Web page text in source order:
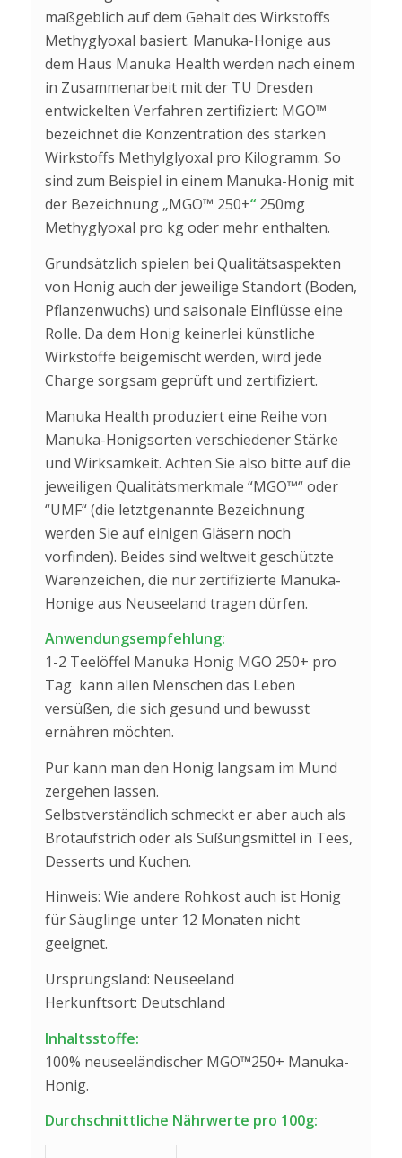
maßgeblich auf dem Gehalt des Wirkstoffs
Methyglyoxal basiert. Manuka-Honige aus
dem Haus Manuka Health werden nach einem
in Zusammenarbeit mit der TU Dresden
entwickelten Verfahren zertifiziert: MGO™
bezeichnet die Konzentration des starken
Wirkstoffs Methylglyoxal pro Kilogramm. So
sind zum Beispiel in einem Manuka-Honig mit
der Bezeichnung „MGO™ 250+“250mg
Methyglyoxal pro kg oder mehr enthalten.
Grundsätzlich spielen bei Qualitätsaspekten
von Honig auch der jeweilige Standort (Boden,
Pflanzenwuchs) und saisonale Einflüsse eine
Rolle. Da dem Honig keinerlei künstliche
Wirkstoffe beigemischt werden, wird jede
Charge sorgsam geprüft und zertifiziert.
Manuka Health produziert eine Reihe von
Manuka-Honigsorten verschiedener Stärke
und Wirksamkeit. Achten Sie also bitte auf die
jeweiligen Qualitätsmerkmale “MGO™“ oder
“UMF“ (die letztgenannte Bezeichnung
werden Sie auf einigen Gläsern noch
vorfinden). Beides sind weltweit geschützte
Warenzeichen, die nur zertifizierte Manuka-
Honige aus Neuseeland tragen dürfen.
Anwendungsempfehlung:
1-2 Teelöffel Manuka Honig MGO 250+ pro
Tag kann allen Menschen das Leben
versüßen, die sich gesund und bewusst
ernähren möchten.
Pur kann man den Honig langsam im Mund
zergehen lassen.
Selbstverständlich schmeckt er aber auch als
Brotaufstrich oder als Süßungsmittel in Tees,
Desserts und Kuchen.
Hinweis: Wie andere Rohkost auch ist Honig
für Säuglinge unter 12 Monaten nicht
geeignet.
Ursprungsland: Neuseeland
Herkunftsort: Deutschland
Inhaltsstoffe:
100% neuseeländischer MGO™250+ Manuka-
Honig.
Durchschnittliche Nährwerte pro 100g: